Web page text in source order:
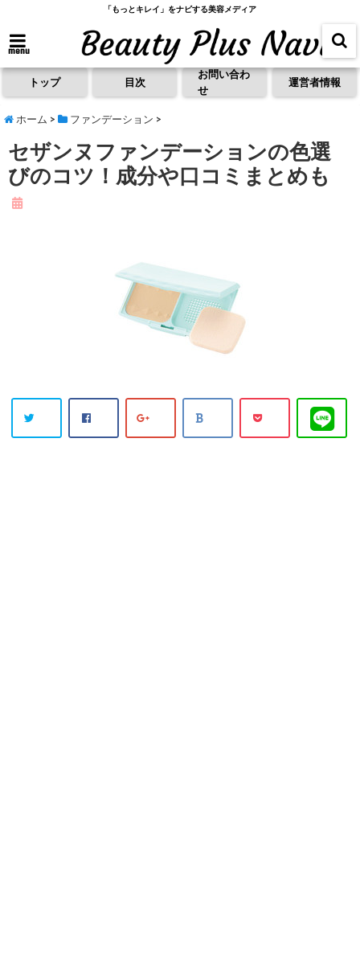
「もっとキレイ」をナビする美容メディア
menu
トップ 目次
お問い合わ
せ
運営者情報
ホーム > ファンデーション >
セザンヌファンデーションの色選
びのコツ！成分や口コミまとめも